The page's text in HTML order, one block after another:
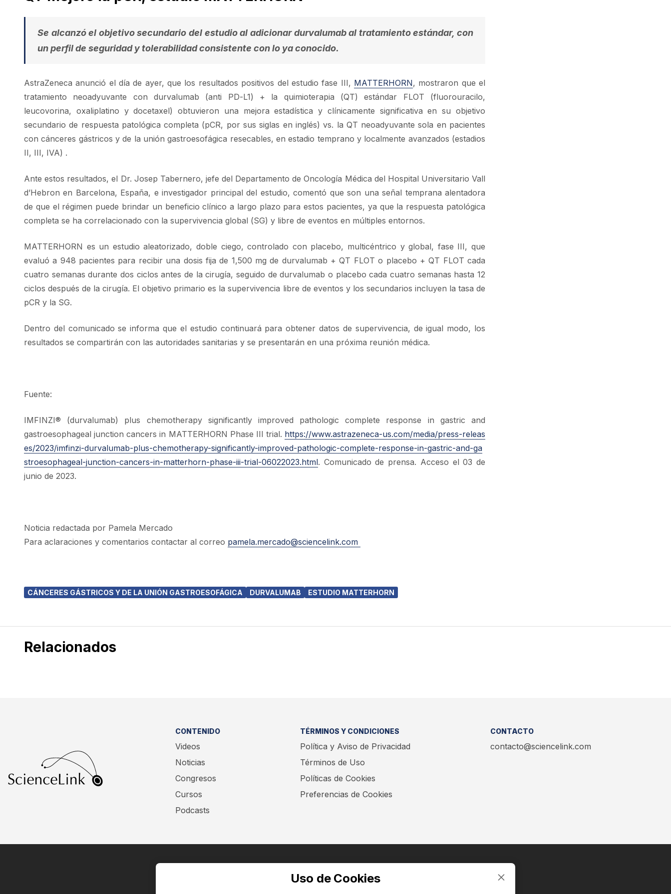
Se alcanzó el objetivo secundario del estudio al adicionar durvalumab al tratamiento estándar, con
un perfil de seguridad y tolerabilidad consistente con lo ya conocido.
AstraZeneca anunció el día de ayer, que los resultados positivos del estudio fase III, MATTERHORN, mostraron que el
tratamiento neoadyuvante con durvalumab (anti PD-L1) + la quimioterapia (QT) estándar FLOT (fluorouracilo,
leucovorina, oxaliplatino y docetaxel) obtuvieron una mejora estadística y clínicamente significativa en su objetivo
secundario de respuesta patológica completa (pCR, por sus siglas en inglés) vs. la QT neoadyuvante sola en pacientes
con cánceres gástricos y de la unión gastroesofágica resecables, en estadio temprano y localmente avanzados (estadios
II, III, IVA) .
Ante estos resultados, el Dr. Josep Tabernero, jefe del Departamento de Oncología Médica del Hospital Universitario Vall
d’Hebron en Barcelona, ​​España, e investigador principal del estudio, comentó que son una señal temprana alentadora
de que el régimen puede brindar un beneficio clínico a largo plazo para estos pacientes, ya que la respuesta patológica
completa se ha correlacionado con la supervivencia global (SG) y libre de eventos en múltiples entornos.
MATTERHORN es un estudio aleatorizado, doble ciego, controlado con placebo, multicéntrico y global, fase III, que
evaluó a 948 pacientes para recibir una dosis fija de 1,500 mg de durvalumab + QT FLOT o placebo + QT FLOT cada
cuatro semanas durante dos ciclos antes de la cirugía, seguido de durvalumab o placebo cada cuatro semanas hasta 12
ciclos después de la cirugía. El objetivo primario es la supervivencia libre de eventos y los secundarios incluyen la tasa de
pCR y la SG.
Dentro del comunicado se informa que el estudio continuará para obtener datos de supervivencia, de igual modo, los
resultados se compartirán con las autoridades sanitarias y se presentarán en una próxima reunión médica.
Fuente:
IMFINZI® (durvalumab) plus chemotherapy significantly improved pathologic complete response in gastric and
gastroesophageal junction cancers in MATTERHORN Phase III trial. https://www.astrazeneca-us.com/media/press-releas
es/2023/imfinzi-durvalumab-plus-chemotherapy-significantly-improved-pathologic-complete-response-in-gastric-and-ga
stroesophageal-junction-cancers-in-matterhorn-phase-iii-trial-06022023.html. Comunicado de prensa. Acceso el 03 de
junio de 2023.
Noticia redactada por Pamela Mercado
Para aclaraciones y comentarios contactar al correo pamela.mercado@sciencelink.com
CÁNCERES GÁSTRICOS Y DE LA UNIÓN GASTROESOFÁGICA DURVALUMAB ESTUDIO MATTERHORN
Relacionados
CONTENIDO
Videos
Noticias
Congresos
Cursos
Podcasts
TÉRMINOS Y CONDICIONES
Política y Aviso de Privacidad
Términos de Uso
Políticas de Cookies
Preferencias de Cookies
CONTACTO
contacto@sciencelink.com
ENCUÉNTRANOS EN:
Uso de Cookies